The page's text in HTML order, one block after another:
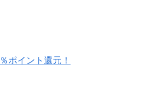
ポイント還元！